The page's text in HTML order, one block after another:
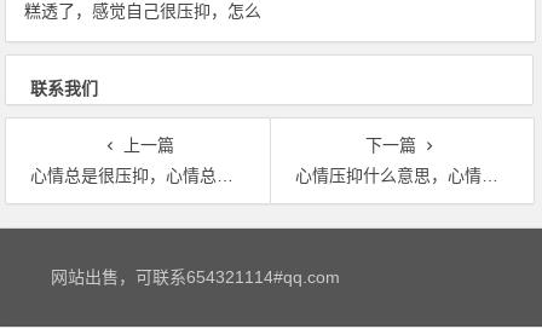
糕透了，感觉自己很压抑，怎么
办？
联系我们
上一篇
心情总是很压抑，心情总是很压抑
下一篇
心情压抑什么意思，心情压抑是什么意思
文章导航
网站出售，可联系654321114#qq.com